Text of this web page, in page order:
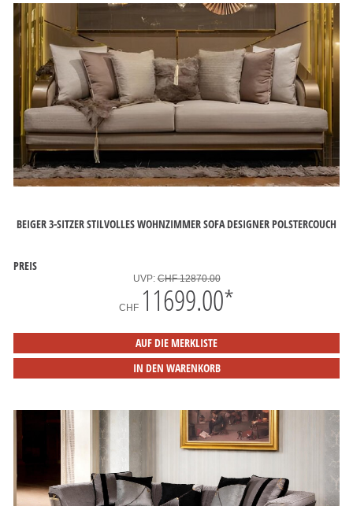
BEIGER 3-SITZER STILVOLLES WOHNZIMMER SOFA DESIGNER POLSTERCOUCH
PREIS
UVP:CHF 12870.00
CHF 11699.00*
AUF DIE MERKLISTE
IN DEN WARENKORB